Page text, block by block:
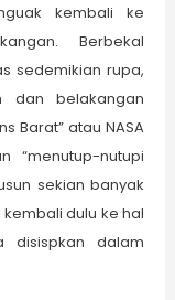
kembali ke
Berbekal
sedemikian rupa,
dan belakangan
Barat” atau NASA
“menutup-nutupi
sekian banyak
dulu ke hal
disispkan dalam